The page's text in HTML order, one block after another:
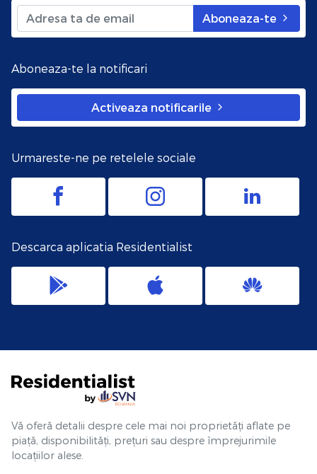
Aboneaza-te
Aboneaza-te la notificari
Activeaza notificarile
Urmareste-ne pe retelele sociale
Descarca aplicatia Residentialist
Vă oferă detalii despre cele mai noi proprietăți aflate pe
piață, disponibilități, prețuri sau despre împrejurimile
locațiilor alese.